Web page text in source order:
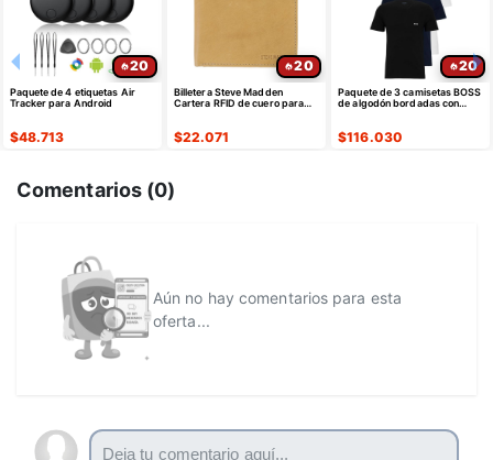
20
Paquete de 4 etiquetas Air
Tracker para Android
$48.713
20
Billetera Steve Madden
Cartera RFID de cuero para
$22.071
20
Paquete de 3 camisetas BOSS
de algodón bordadas con
$116.030
Comentarios (0)
Aún no hay comentarios para esta
oferta...